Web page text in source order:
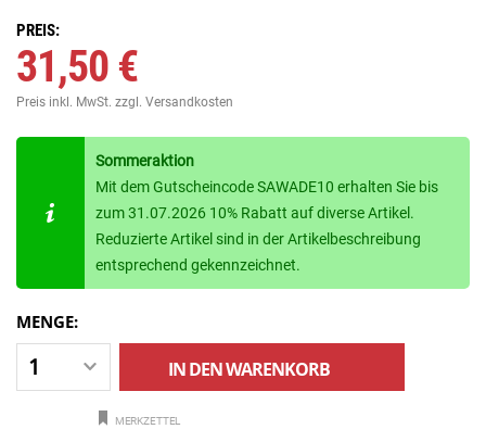
PREIS:
31,50 €
Preis inkl. MwSt. zzgl. Versandkosten
Sommeraktion
Mit dem Gutscheincode SAWADE10 erhalten Sie bis
zum 31.07.2026 10% Rabatt auf diverse Artikel.
Reduzierte Artikel sind in der Artikelbeschreibung
entsprechend gekennzeichnet.
MENGE:
IN DENWARENKORB
MERKZETTEL